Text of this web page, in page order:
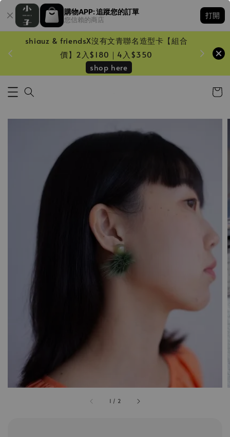
購物APP: 追蹤您的訂單
您信賴的商店
打開
shiauz & friendsX沒有文青聯名造型卡【組合
價】2入$180｜4入$350
shop here
1 / 2